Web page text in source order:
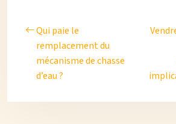
Qui paie le
remplacement du
mécanisme de chasse
d’eau ?